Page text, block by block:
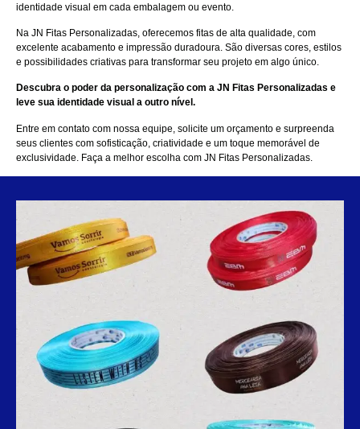
identidade visual em cada embalagem ou evento.
Na JN Fitas Personalizadas, oferecemos fitas de alta qualidade, com
excelente acabamento e impressão duradoura. São diversas cores, estilos
e possibilidades criativas para transformar seu projeto em algo único.
Descubra o poder da personalização com a JN Fitas Personalizadas e
leve sua identidade visual a outro nível.
Entre em contato com nossa equipe, solicite um orçamento e surpreenda
seus clientes com sofisticação, criatividade e um toque memorável de
exclusividade. Faça a melhor escolha com JN Fitas Personalizadas.